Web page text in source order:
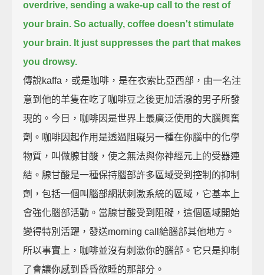
overdrive, sending a wake-up call to the rest of
your brain. So actually, coffee doesn't stimulate
your brain. It just suppresses the part that makes
you drowsy.
傳說kaffa，或是咖啡，是在衣索比亞西部，由一名注
意到他的羊隻在吃了咖啡豆之後更加活潑的男子所發
現的。今日，咖啡因是世界上最廣泛使用的大腦興奮
劑。咖啡因起作用是透過阻礙另一種在你腦中的化學
物質，叫做腺甘酸，使之無法與你神經元上的受器連
結。腺甘酸是一種保持腦部許多區域受到控制的抑制
劑，包括一個叫腦部網狀刺激系統的區域，它基本上
會強化腦部活動。當腺甘酸受到阻礙，這個區域開始
變得特別活躍，發送morning call給腦部其他地方。
所以事實上，咖啡並沒有刺激你的腦部。它只是抑制
了會讓你感到昏昏欲睡的那部分。